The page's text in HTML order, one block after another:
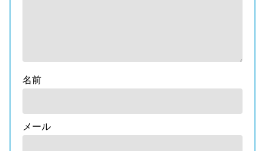
名前
メール